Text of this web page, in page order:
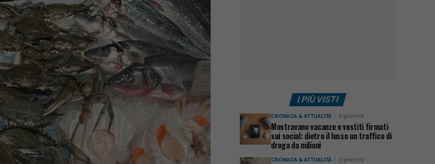
I PIÙ VISTI
CRONACA & ATTUALITÀ 6 giorni fa
Mostravano vacanze e vestiti firmati
sui social: dietro il lusso un traffico di
droga da milioni
CRONACA & ATTUALITÀ 2 giorni fa